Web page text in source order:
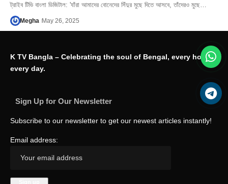
ট্রাইব টিভি বাংলা ডিজিটাল: 'যাঁরা আমাদের বোনেদের সিঁদুর মুছে দিতে আসবে, তাঁদেরও মুছে…
Megha May 26, 2025
K TV Bangla – Celebrating the soul of Bengal, every hour,
every day.
Sign Up for Our Newsletter
Subscribe to our newsletter to get our newest articles instantly!
Email address: